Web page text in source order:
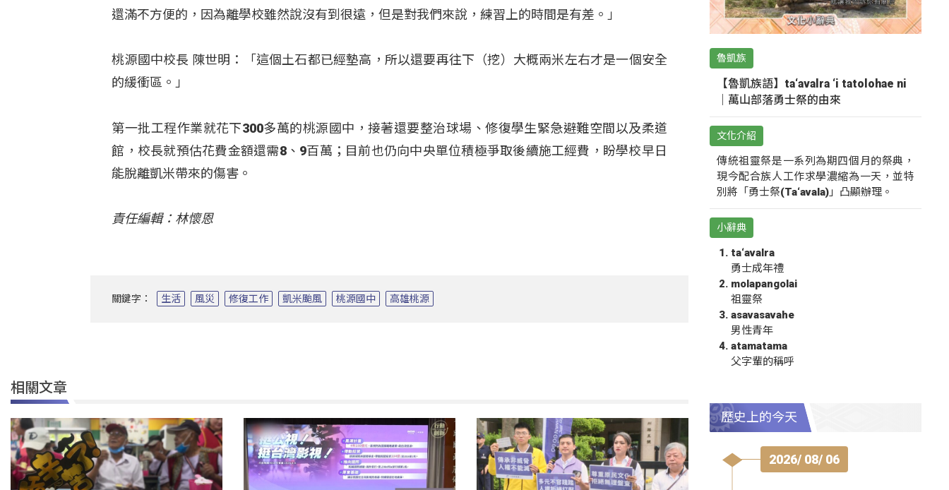
還滿不方便的，因為離學校雖然說沒有到很遠，但是對我們來說，練習上的時間是有差。」
桃源國中校長 陳世明：「這個土石都已經墊高，所以還要再往下（挖）大概兩米左右才是一個安全
的緩衝區。」
第一批工程作業就花下300多萬的桃源國中，接著還要整治球場、修復學生緊急避難空間以及柔道
館，校長就預估花費金額還需8、9百萬；目前也仍向中央單位積極爭取後續施工經費，盼學校早日
能脫離凱米帶來的傷害。
責任編輯：林懷恩
關鍵字： 生活 風災 修復工作 凱米颱風 桃源國中 高雄桃源
相關文章
魯凱族
【魯凱族語】ta‘avalra ‘i tatolohae ni
｜萬山部落勇士祭的由來
文化介紹
傳統祖靈祭是一系列為期四個月的祭典，
現今配合族人工作求學濃縮為一天，並特
別將「勇士祭(Ta‘avala)」凸顯辦理。
小辭典
ta‘avalra
勇士成年禮
molapangolai
祖靈祭
asavasavahe
男性青年
atamatama
父字輩的稱呼
歷史上的今天
2026/ 08/ 06